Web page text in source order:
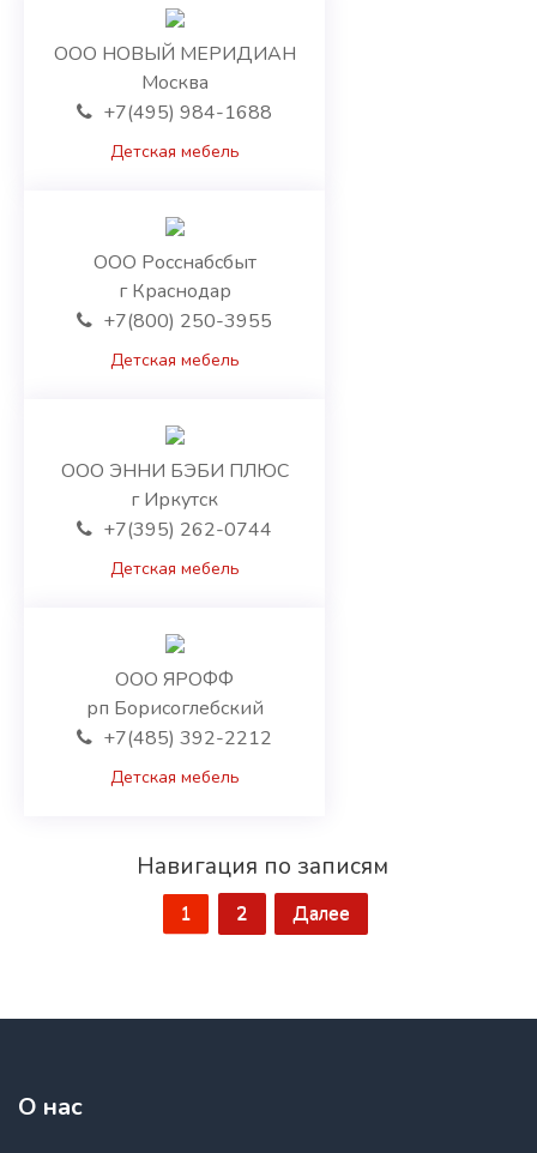
ООО НОВЫЙ МЕРИДИАН
Москва
+7(495) 984-1688
Детская мебель
ООО Росснабсбыт
г Краснодар
+7(800) 250-3955
Детская мебель
ООО ЭННИ БЭБИ ПЛЮС
г Иркутск
+7(395) 262-0744
Детская мебель
ООО ЯРОФФ
рп Борисоглебский
+7(485) 392-2212
Детская мебель
Навигация по записям
1 2 Далее
О нас